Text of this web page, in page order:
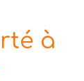
à